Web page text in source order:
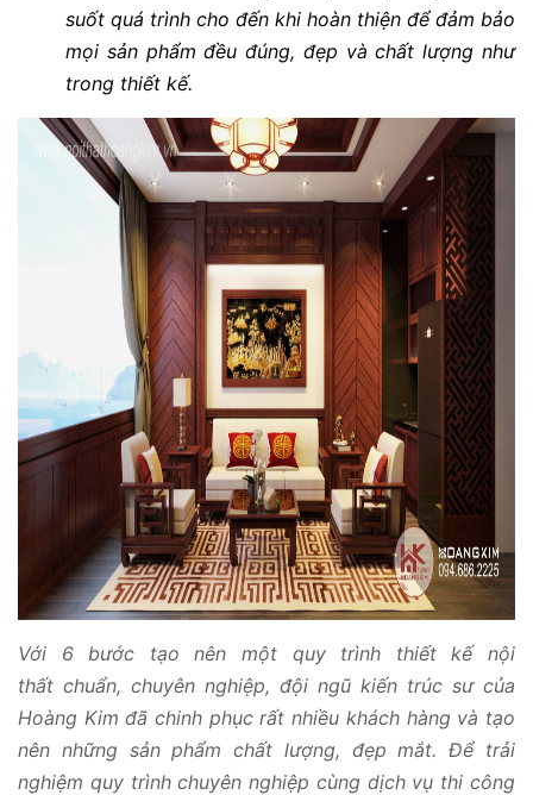
suốt quá trình cho đến khi hoàn thiện để đảm bảo
mọi sản phẩm đều đúng, đẹp và chất lượng như
trong thiết kế.
Với 6 bước tạo nên một quy trình thiết kế nội
thất chuẩn, chuyên nghiệp, đội ngũ kiến trúc sư của
Hoàng Kim đã chinh phục rất nhiều khách hàng và tạo
nên những sản phẩm chất lượng, đẹp mắt. Để trải
nghiệm quy trình chuyên nghiệp cùng dịch vụ thi công